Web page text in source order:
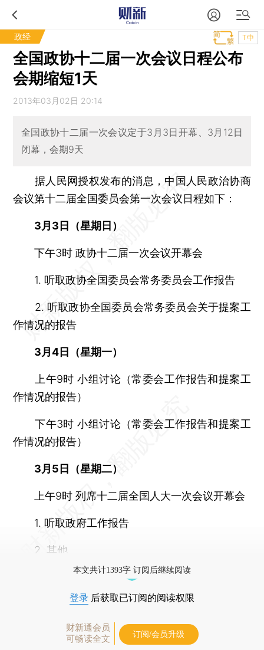
政经 T中
全国政协十二届一次会议日程公布
会期缩短1天
2013年03月02日 20:14
全国政协十二届一次会议定于3月3日开幕、3月12日
闭幕，会期9天
据人民网授权发布的消息，中国人民政治协商
会议第十二届全国委员会第一次会议日程如下：
3月3日（星期日）
下午3时 政协十二届一次会议开幕会
1. 听取政协全国委员会常务委员会工作报告
2. 听取政协全国委员会常务委员会关于提案工
作情况的报告
3月4日（星期一）
上午9时 小组讨论（常委会工作报告和提案工
作情况的报告）
下午3时 小组讨论（常委会工作报告和提案工
作情况的报告）
3月5日（星期二）
上午9时 列席十二届全国人大一次会议开幕会
1. 听取政府工作报告
2. 其他
本文共计1393字 订阅后继续阅读
登录 后获取已订阅的阅读权限
财新通会员
可畅读全文
订阅/会员升级